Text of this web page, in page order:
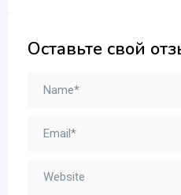
Оставьте свой